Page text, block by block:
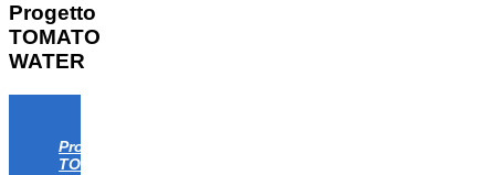
Progetto
TOMATO
WATER
Progetto
TOMATO